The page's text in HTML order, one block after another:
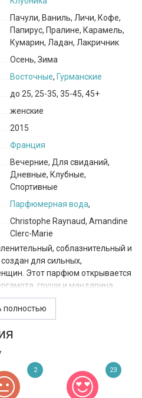
Пачули, Ваниль, Личи, Кофе,
Папирус, Пралине, Карамель,
Кумарин, Ладан, Лакричник
Осень, Зима
Восточные, Гурманские
до 25, 25-35, 35-45, 45+
женские
2015
Франция
Вечерние, Для свиданий,
Дневные, Клубные,
Спортивные
Парфюмерная вода,
Christophe Raynaud, Amandine
Clerc-Marie
соблазнительный и
для сильных,
Этот парфюм открывается
груши и мандарина,
и фруктовым ароматом.
розы, клубники и маракуйи,
нежный и женственный
Tresor образуют
загадочную композицию,
ванили, карамели, кофе,
личи, папируса, пачули и
полностью
2 23